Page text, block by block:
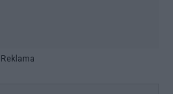
Reklama